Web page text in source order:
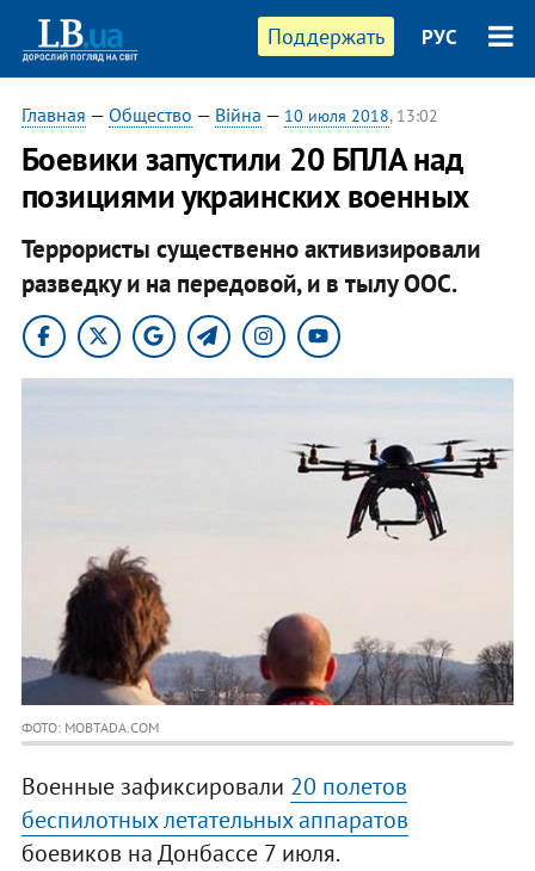
Поддержать РУС
Главная — Общество — Війна — 10 июля 2018, 13:02
Боевики запустили 20 БПЛА над
позициями украинских военных
Террористы существенно активизировали
разведку и на передовой, и в тылу ООС.
ФОТО: MOBTADA.COM
Военные зафиксировали 20 полетов
беспилотных летательных аппаратов
боевиков на Донбассе 7 июля.